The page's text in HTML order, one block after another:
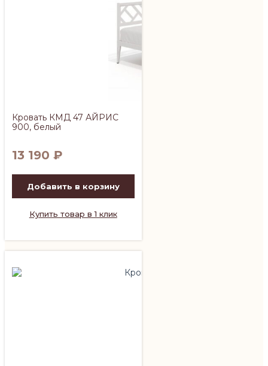
Кровать КМД 47 АЙРИС
900, белый
13 190 ₽
Добавить в корзину
Купить товар в 1 клик